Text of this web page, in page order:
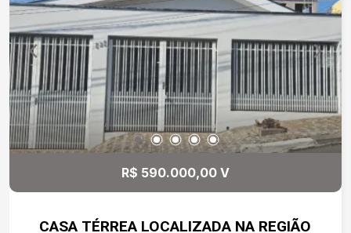
R$ 590.000,00 V
CASA TÉRREA LOCALIZADA NA REGIÃO